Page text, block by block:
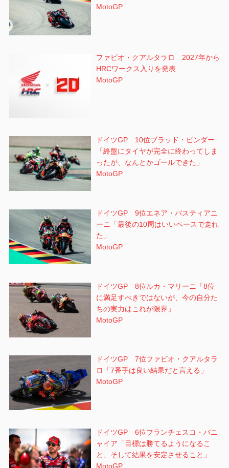
MotoGP
ファビオ・クアルタラロ 2027年から
HRCワークス入りを発表
MotoGP
ドイツGP 10位ブラッド・ビンダー
「終盤にタイヤが完全に終わってしま
ったが、なんとかゴールできた」
MotoGP
ドイツGP 9位エネア・バスティアニ
ーニ「最後の10周はいいペースで走れ
た」
MotoGP
ドイツGP 8位ルカ・マリーニ「8位
に満足すべきではないが、今の自分た
ちの実力はこれが限界」
MotoGP
ドイツGP 7位ファビオ・クアルタラ
ロ「7番手は良い結果だと言える」
MotoGP
ドイツGP 6位フランチェスコ・バニ
ャイア「目標は勝てるようになるこ
と、そして結果を安定させること」
MotoGP